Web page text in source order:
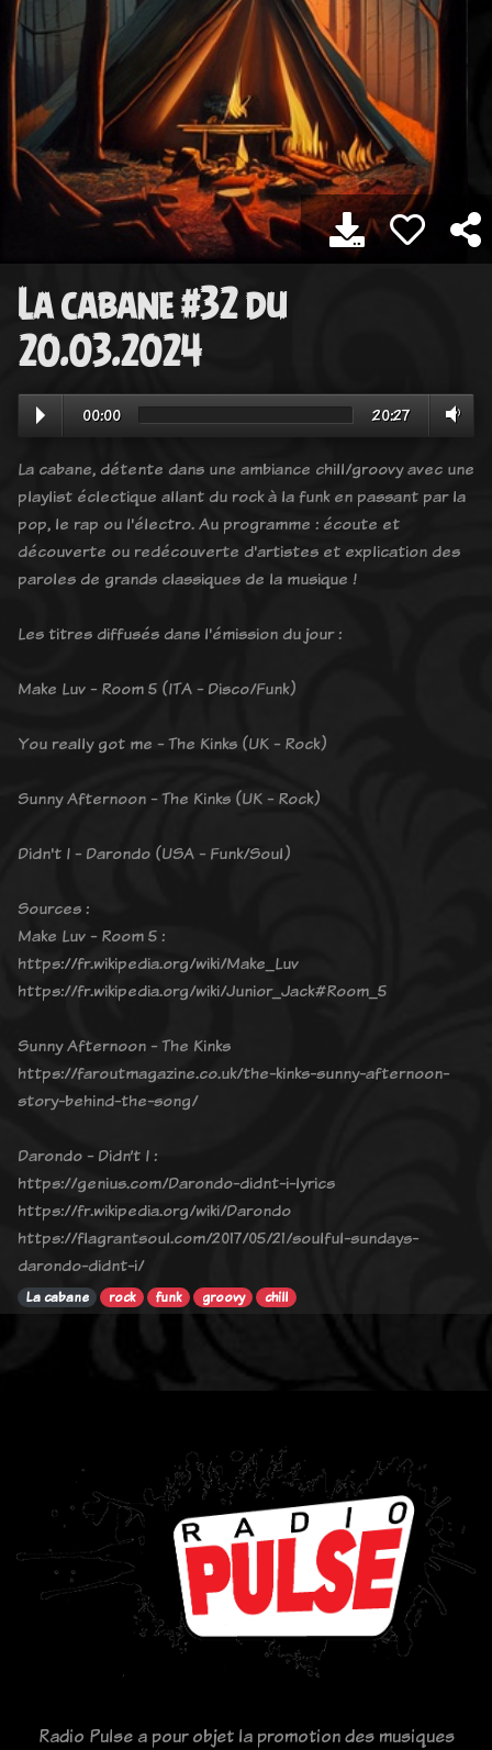
La cabane #32 du
20.03.2024
00:00 20:27
La cabane, détente dans une ambiance chill/groovy avec une
playlist éclectique allant du rock à la funk en passant par la
pop, le rap ou l'électro. Au programme : écoute et
découverte ou redécouverte d'artistes et explication des
paroles de grands classiques de la musique !
Les titres diffusés dans l'émission du jour :
Make Luv - Room 5 (ITA - Disco/Funk)
You really got me - The Kinks (UK - Rock)
Sunny Afternoon - The Kinks (UK - Rock)
Didn't I - Darondo (USA - Funk/Soul)
Sources :
Make Luv - Room 5 :
https://fr.wikipedia.org/wiki/Make_Luv
https://fr.wikipedia.org/wiki/Junior_Jack#Room_5
Sunny Afternoon - The Kinks
https://faroutmagazine.co.uk/the-kinks-sunny-afternoon-
story-behind-the-song/
Darondo - Didn’t I :
https://genius.com/Darondo-didnt-i-lyrics
https://fr.wikipedia.org/wiki/Darondo
https://flagrantsoul.com/2017/05/21/soulful-sundays-
darondo-didnt-i/
La cabane rock funk groovy chill
Radio Pulse a pour objet la promotion des musiques